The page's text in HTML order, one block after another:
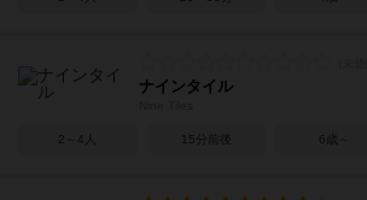
ナインタイル
2～4人 15分前後 6歳～